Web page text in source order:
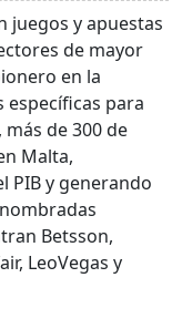
juegos y apuestas
de mayor
en la
específicas para
de 300 de
Malta,
PIB y generando
Betsson,
LeoVegas y